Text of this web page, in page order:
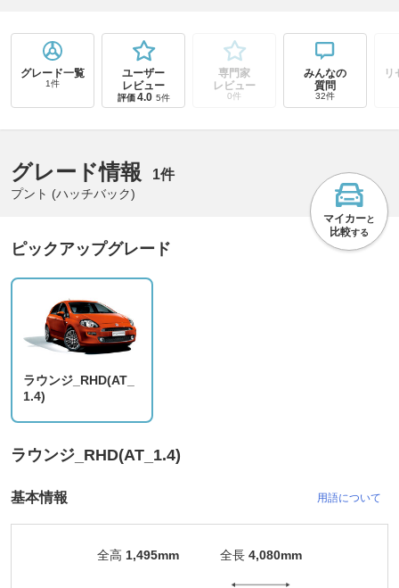
グレード一覧
1件
ユーザー
レビュー
評価 4.0 5件
専門家
レビュー
0件
みんなの
質問
32件
リ
グレード情報 1件
プント (ハッチバック)
マイカーと
比較する
ピックアップグレード
ラウンジ_RHD(AT_
1.4)
ラウンジ_RHD(AT_1.4)
基本情報 用語について
全高 1,495mm 全長 4,080mm